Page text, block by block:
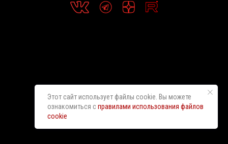
Этот сайт использует файлы cookie. Вы можете
ознакомиться справилами использования файлов
cookie